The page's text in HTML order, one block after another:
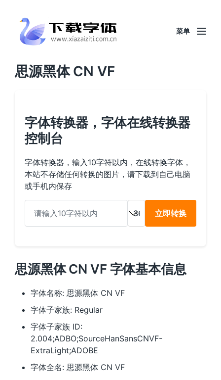
菜单
思源黑体 CN VF
字体转换器，字体在线转换器
控制台
字体转换器，输入10字符以内，在线转换字体，
本站不存储任何转换的图片，请下载到自己电脑
或手机内保存
立即转换
思源黑体 CN VF 字体基本信息
字体名称: 思源黑体 CN VF
字体子家族: Regular
字体子家族 ID:
2.004;ADBO;SourceHanSansCNVF-
ExtraLight;ADOBE
字体全名: 思源黑体 CN VF